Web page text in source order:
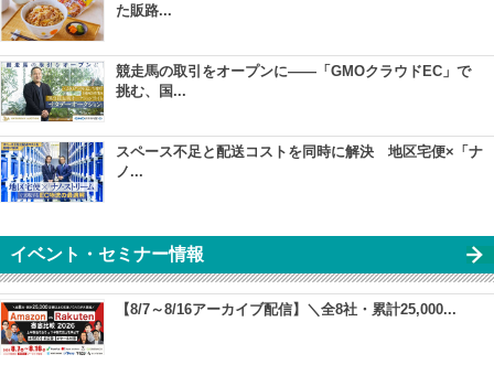
た販路...
競走馬の取引をオープンに――「GMOクラウドEC」で
挑む、国...
スペース不足と配送コストを同時に解決 地区宅便×「ナ
ノ...
イベント・セミナー情報
【8/7～8/16アーカイブ配信】＼全8社・累計25,000...